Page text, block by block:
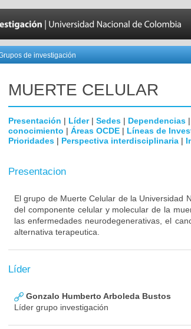
de investigación
MUERTE CELULAR
Presentación | Líder| Sedes | Dependencias |
conocimiento | Áreas OCDE | Líneas de
Prioridades | Perspectiva interdisciplinaria |
Presentacion
El grupo de Muerte Celular de la Universidad
del componente celular y molecular de la
las enfermedades neurodegenerativas, el
alternativa terapeutica.
Líder
Gonzalo Humberto Arboleda Bustos
Líder grupo investigación